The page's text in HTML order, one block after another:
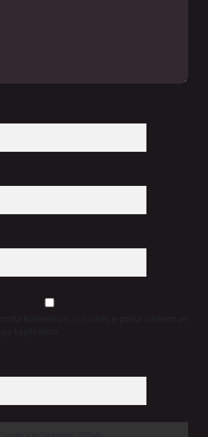
kullanılması için adım, e-posta adresim ve